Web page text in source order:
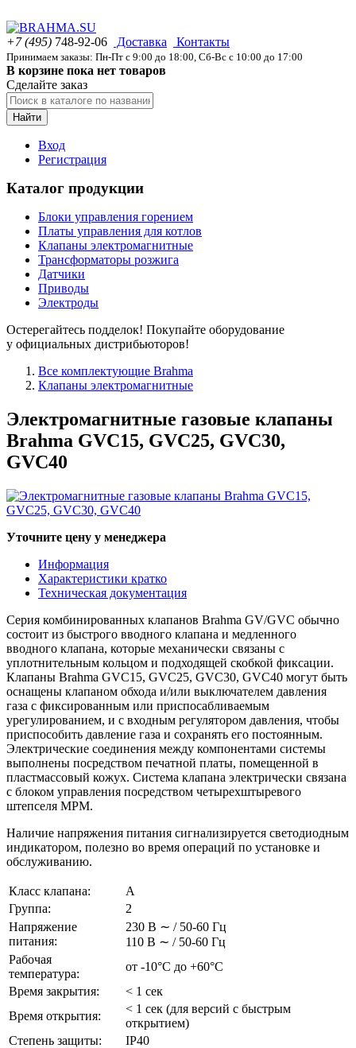
+7 (495) 748-92-06 Доставка Контакты
Принимаем заказы: Пн-Пт с 9:00 до 18:00, Сб-Вс с 10:00 до 17:00
В корзине пока нет товаров
Сделайте заказ
Найти
Вход
Регистрация
Каталог продукции
Блоки управления горением
Платы управления для котлов
Клапаны электромагнитные
Трансформаторы розжига
Датчики
Приводы
Электроды
Остерегайтесь подделок! Покупайте оборудование
у официальных дистрибьюторов!
Все комплектующие Brahma
Клапаны электромагнитные
Электромагнитные газовые клапаны
Brahma GVC15, GVC25, GVC30,
GVC40
Уточните цену у менеджера
Информация
Характеристики кратко
Техническая документация
Серия комбинированных клапанов Brahma GV/GVC обычно
состоит из быстрого вводного клапана и медленного
вводного клапана, которые механически связаны с
уплотнительным кольцом и подходящей скобкой фиксации.
Клапаны Brahma GVC15, GVC25, GVC30, GVC40 могут быть
оснащены клапаном обхода и/или выключателем давления
газа с фиксированным или приспосабливаемым
урегулированием, и с входным регулятором давления, чтобы
приспособить давление газа и сохранять его постоянным.
Электрические соединения между компонентами системы
выполнены посредством печатной платы, помещенной в
пластмассовый кожух. Система клапана электрически связана
с блоком управления посредством четырехштыревого
штепселя MPM.
Наличие напряжения питания сигнализируется светодиодным
индикатором, полезно во время операций по установке и
обслуживанию.
Класс клапана:
A
Группа:
2
Напряжение
питания:
230 В ∼ / 50-60 Гц
110 В ∼ / 50-60 Гц
Рабочая
температура:
от -10°С до +60°С
Время закрытия:
< 1 сек
Время открытия:
< 1 сек (для версий с быстрым
открытием)
Степень защиты:
IP40